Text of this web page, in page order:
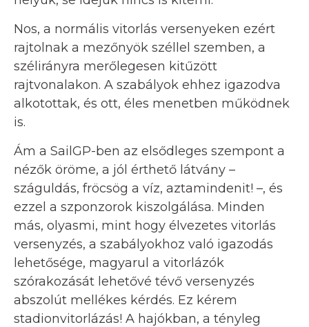
Nos, a normális vitorlás versenyeken ezért
rajtolnak a mezőnyök széllel szemben, a
szélirányra merőlegesen kitűzött
rajtvonalakon. A szabályok ehhez igazodva
alkotottak, és ott, éles menetben működnek
is.
Ám a SailGP-ben az elsődleges szempont a
nézők öröme, a jól érthető látvány –
száguldás, fröcsög a víz, aztamindenit! –, és
ezzel a szponzorok kiszolgálása. Minden
más, olyasmi, mint hogy élvezetes vitorlás
versenyzés, a szabályokhoz való igazodás
lehetősége, magyarul a vitorlázók
szórakozását lehetővé tévő versenyzés
abszolút mellékes kérdés. Ez kérem
stadionvitorlázás! A hajókban, a tényleg